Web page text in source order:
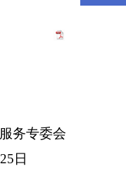
服务专委会
25 日